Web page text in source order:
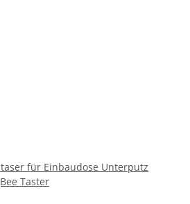
für Einbaudose Unterputz
Taster